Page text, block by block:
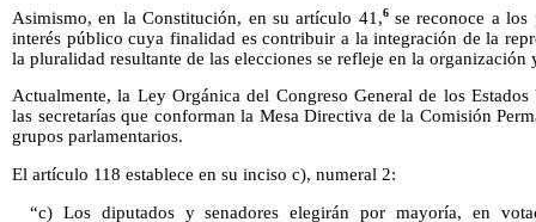
Asimismo, en la Constitución, en su artículo 41,6se reconoce a los
interés público cuya finalidad es contribuir a la integración de la
la pluralidad resultante de las elecciones se refleje en la
Actualmente, la Ley Orgánica del Congreso General de los
las secretarías que conforman la Mesa Directiva de la Comisión
grupos parlamentarios.
El artículo 118 establece en su inciso c), numeral 2:
“c) Los diputados y senadores elegirán por mayoría, en